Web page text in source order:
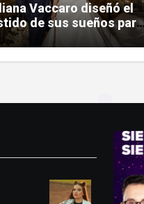
Vaccaro diseñó el
de sus sueños para
con Maurício